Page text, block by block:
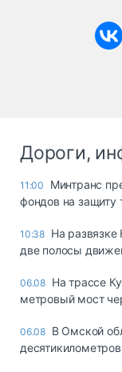
Дороги,
11:00
Минтранс
фондов на защиту
10:38 На
две полосы
06.08 На трассе
метровый мост
06.08 В Омской